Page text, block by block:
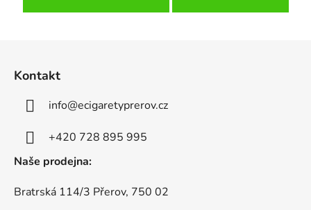
Kontakt
info@ecigaretyprerov.cz
+420 728 895 995
Naše prodejna:
Bratrská 114/3 Přerov, 750 02